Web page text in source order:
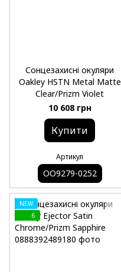
Сонцезахисні окуляри
Oakley HSTN Metal Matte
Clear/Prizm Violet
10 608 грн
Купити
Артикул
OO9279-0252
NEW
6